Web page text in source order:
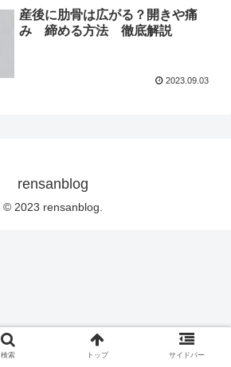
産後に肋骨は広がる？開きや痛
み 締める方法 徹底解説
2023.09.03
rensanblog
© 2023 rensanblog.
検索 トップ サイドバー